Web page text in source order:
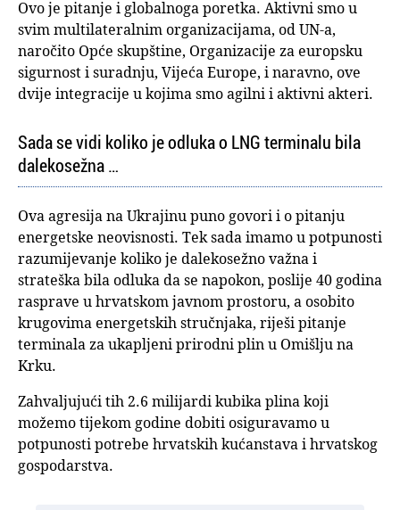
Ovo je pitanje i globalnoga poretka. Aktivni smo u
svim multilateralnim organizacijama, od UN-a,
naročito Opće skupštine, Organizacije za europsku
sigurnost i suradnju, Vijeća Europe, i naravno, ove
dvije integracije u kojima smo agilni i aktivni akteri.
Sada se vidi koliko je odluka o LNG terminalu bila
dalekosežna …
Ova agresija na Ukrajinu puno govori i o pitanju
energetske neovisnosti. Tek sada imamo u potpunosti
razumijevanje koliko je dalekosežno važna i
strateška bila odluka da se napokon, poslije 40 godina
rasprave u hrvatskom javnom prostoru, a osobito
krugovima energetskih stručnjaka, riješi pitanje
terminala za ukapljeni prirodni plin u Omišlju na
Krku.
Zahvaljujući tih 2.6 milijardi kubika plina koji
možemo tijekom godine dobiti osiguravamo u
potpunosti potrebe hrvatskih kućanstava i hrvatskog
gospodarstva.